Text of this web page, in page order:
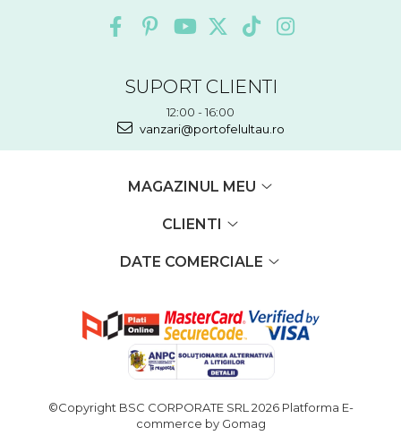
SUPORT CLIENTI
12:00 - 16:00
vanzari@portofelultau.ro
MAGAZINUL MEU
CLIENTI
DATE COMERCIALE
©Copyright BSC CORPORATE SRL 2026 Platforma E-
commerce by Gomag